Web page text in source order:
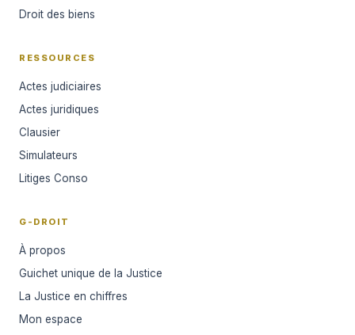
Droit des biens
RESSOURCES
Actes judiciaires
Actes juridiques
Clausier
Simulateurs
Litiges Conso
G-DROIT
À propos
Guichet unique de la Justice
La Justice en chiffres
Mon espace